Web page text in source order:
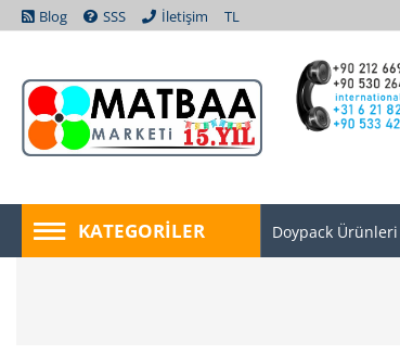
Blog SSS İletişim TL
KATEGORILER Doypack Ürünleri